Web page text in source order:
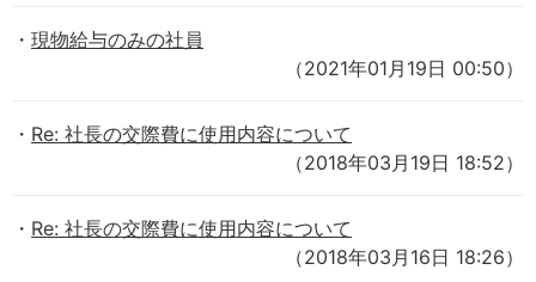
現物給与のみの社員
（2021年01月19日 00:50）
Re: 社長の交際費に使用内容について
（2018年03月19日 18:52）
Re: 社長の交際費に使用内容について
（2018年03月16日 18:26）